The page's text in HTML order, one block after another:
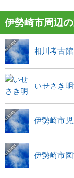
伊勢崎市周辺
相川考古館
いせさき
伊勢崎市
伊勢崎市